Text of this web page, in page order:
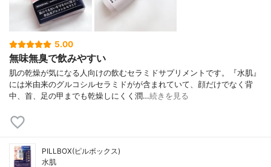
5.00
無味無臭で飲みやすい
肌の乾燥が気になる人向けの飲むセラミドサプリメントです。『水肌』
には米由来のグルコシルセラミドがが含まれていて、顔だけでなく背
中、首、足の甲までも乾燥しにくく潤…続きを見る
PILLBOX(ピルボックス)
水肌